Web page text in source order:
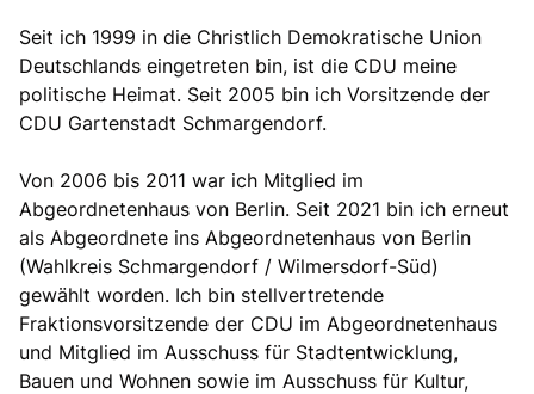
Seit ich 1999 in die Christlich Demokratische Union
Deutschlands eingetreten bin, ist die CDU meine
politische Heimat. Seit 2005 bin ich Vorsitzende der
CDU Gartenstadt Schmargendorf.
Von 2006 bis 2011 war ich Mitglied im
Abgeordnetenhaus von Berlin. Seit 2021 bin ich erneut
als Abgeordnete ins Abgeordnetenhaus von Berlin
(Wahlkreis Schmargendorf / Wilmersdorf-Süd)
gewählt worden. Ich bin stellvertretende
Fraktionsvorsitzende der CDU im Abgeordnetenhaus
und Mitglied im Ausschuss für Stadtentwicklung,
Bauen und Wohnen sowie im Ausschuss für Kultur,